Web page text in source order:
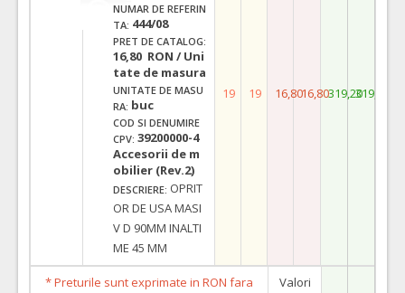
NUMAR DE REFERIN
TA: 444/08
PRET DE CATALOG:
16,80 RON / Uni
tate de masura
UNITATE DE MASU
RA: buc
COD SI DENUMIRE
CPV: 39200000-4
Accesorii de m
obilier (Rev.2)
DESCRIERE: OPRIT
OR DE USA MASI
V D 90MM INALTI
ME 45 MM
19 19 16,8016,80319,20319,20
* Preturile sunt exprimate in RON fara
Valori